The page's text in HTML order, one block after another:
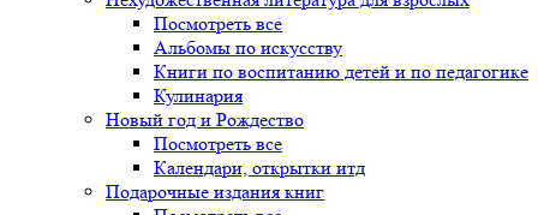
Посмотреть все
Альбомы по искусству
Книги по воспитанию детей и по педагогике
Кулинария
Новый год и Рождество
Посмотреть все
Календари, открытки итд
Подарочные издания книг